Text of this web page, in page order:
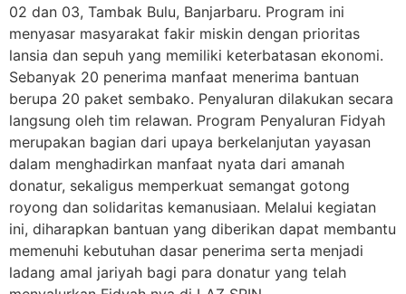
02 dan 03, Tambak Bulu, Banjarbaru. Program ini
menyasar masyarakat fakir miskin dengan prioritas
lansia dan sepuh yang memiliki keterbatasan ekonomi.
Sebanyak 20 penerima manfaat menerima bantuan
berupa 20 paket sembako. Penyaluran dilakukan secara
langsung oleh tim relawan. Program Penyaluran Fidyah
merupakan bagian dari upaya berkelanjutan yayasan
dalam menghadirkan manfaat nyata dari amanah
donatur, sekaligus memperkuat semangat gotong
royong dan solidaritas kemanusiaan. Melalui kegiatan
ini, diharapkan bantuan yang diberikan dapat membantu
memenuhi kebutuhan dasar penerima serta menjadi
ladang amal jariyah bagi para donatur yang telah